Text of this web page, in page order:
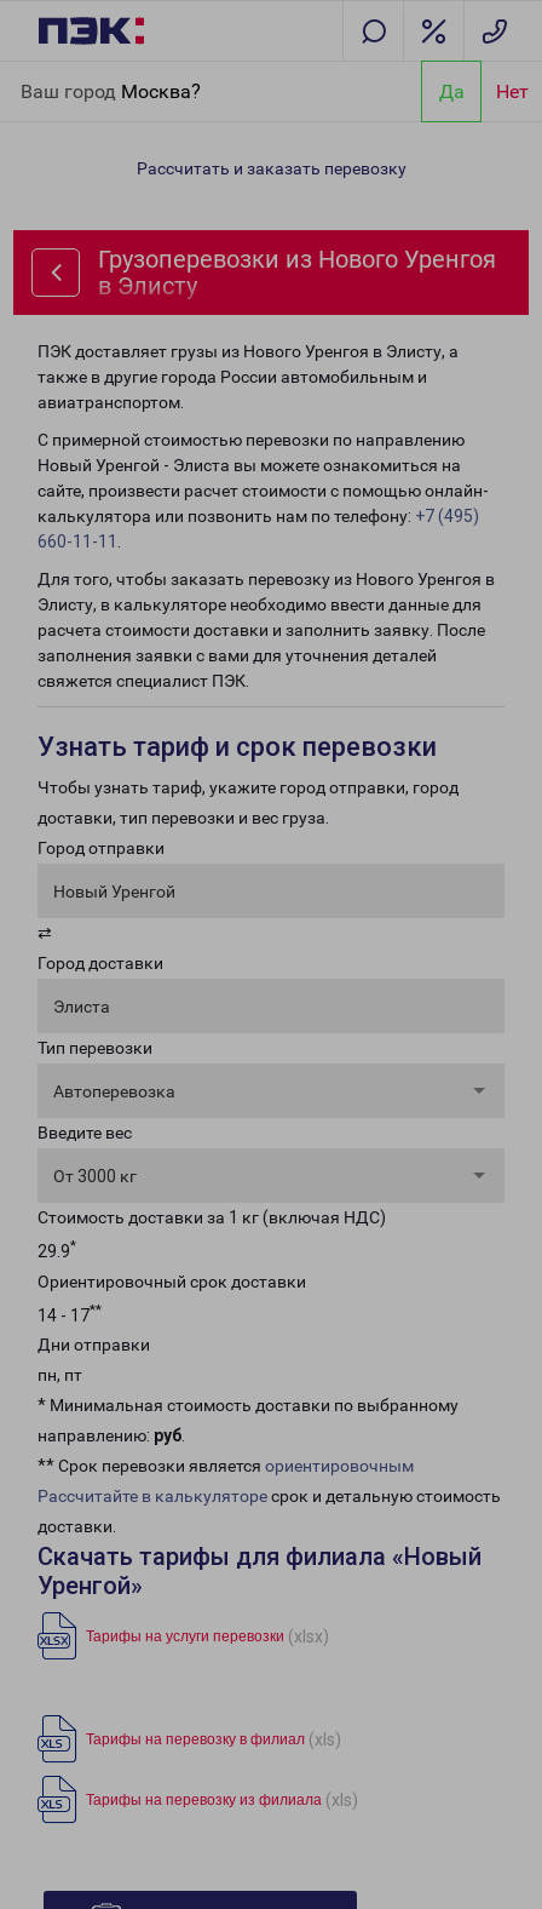
Ваш город Москва? Да Нет
Элисту
Рассчитать и заказать перевозку
Грузоперевозки из Нового Уренгоя
в Элисту
ПЭК доставляет грузы из Нового Уренгоя в Элисту, а
также в другие города России автомобильным и
авиатранспортом.
С примерной стоимостью перевозки по направлению
Новый Уренгой - Элиста вы можете ознакомиться на
сайте, произвести расчет стоимости с помощью онлайн-
калькулятора или позвонить нам по телефону: +7 (495)
660-11-11
Для того, чтобы заказать перевозку из Нового Уренгоя в
Элисту, в калькуляторе необходимо ввести данные для
расчета стоимости доставки и заполнить заявку. После
заполнения заявки с вами для уточнения деталей
свяжется специалист ПЭК.
Узнать тариф и срок перевозки
Чтобы узнать тариф, укажите город отправки, город
доставки, тип перевозки и вес груза.
Город отправки
Новый Уренгой
⇄
Город доставки
Элиста
Тип перевозки
Автоперевозка
Введите вес
От 3000 кг
Стоимость доставки за 1 кг (включая НДС)
29.9*
Ориентировочный срок доставки
14 - 17**
Дни отправки
пн, пт
* Минимальная стоимость доставки по выбранному
направлению: руб.
** Срок перевозки является ориентировочным
Рассчитайте в калькуляторесрок и детальную стоимость
доставки.
Скачать тарифы для филиала «Новый
Уренгой»
Тарифы на услуги перевозки (xlsx)
Тарифы на перевозку в филиал (xls)
Тарифы на перевозку из филиала (xls)